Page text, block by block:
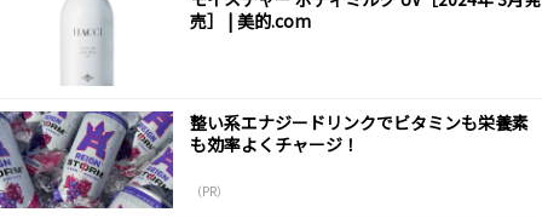
売］ | 美的.com
整い系エナジードリンクでビタミンも栄養素
も効率よくチャージ！
（PR）